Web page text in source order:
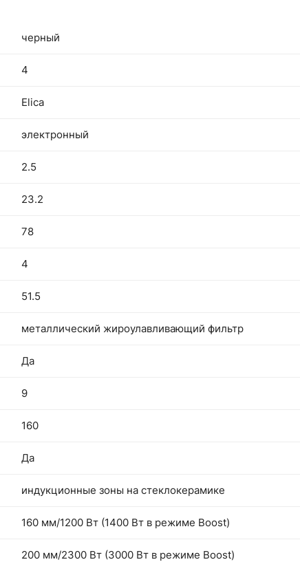
черный
4
Elica
электронный
2.5
23.2
78
4
51.5
металлический жироулавливающий фильтр
Да
9
160
Да
индукционные зоны на стеклокерамике
160 мм/1200 Вт (1400 Вт в режиме Boost)
200 мм/2300 Вт (3000 Вт в режиме Boost)